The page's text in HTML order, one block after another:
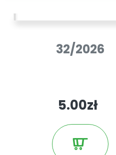
32/2026
5.00zł